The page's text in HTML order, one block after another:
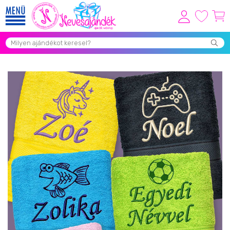
Viszonteladóknak
Grill Party Kellékek ❤️
Egyedi Ajándékok Rendelés
Összes Ajándék Kategória ⭐
Vicces Pólók
Szerelmes Ajándékok ❤
Budapest Ajándéktárgyak
Szülinapi ajándékok